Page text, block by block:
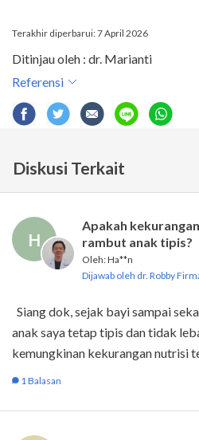
Terakhir diperbarui: 7 April 2026